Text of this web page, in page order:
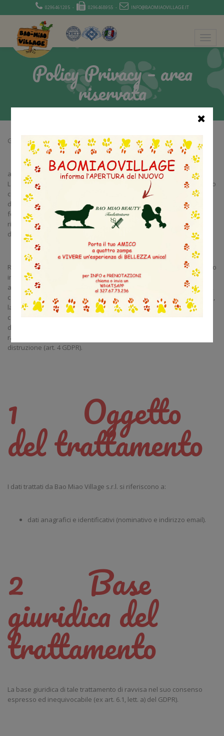
0296461205 - 0296468955 - INFO@BAOMIAOVILLAGE.IT
Policy Privacy – area
riservata
Gentile Utente,
ai sensi dell’art. 13 Regolamento UE n. 2016/679 (in seguito “GDPR”),
La informiamo che il trattamento dei dati da Lei forniti sarà effettuato
con modalità e procedure finalizzate a garantire che il trattamento
dei dati personali si svolga nel rispetto dei diritti e delle libertà
fondamentali, nonché della dignità dell’interessato, con particolare
riferimento alla riservatezza e sicurezza, all’identità personale e al
diritto alla protezione dei dati personali.
Rammentiamo che per trattamento si intende qualsiasi operazione o
insieme di operazioni, compiute con o senza l’ausilio di processi
automatizzati e applicate a dati personali o insiemi di dati personali,
come la raccolta, la registrazione, l’organizzazione, la strutturazione,
la conservazione, l’adattamento o la modifica, l’estrazione, la
consultazione, l’uso, la comunicazione mediante trasmissione,
diffusione o qualsiasi altra forma di messa a disposizione, il
raffronto o l’interconnessione, la limitazione, la cancellazione o la
distruzione (art. 4 GDPR).
1 Oggetto
del trattamento
I dati trattati da Bao Miao Village s.r.l. si riferiscono a:
dati anagrafici e identificativi (nominativo e indirizzo email).
2 Base
giuridica del
trattamento
La base giuridica di tale trattamento di ravvisa nel suo consenso
espresso ed inequivocabile (ex art. 6.1, lett. a) del GDPR).